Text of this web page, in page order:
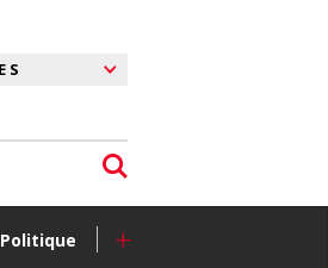
Politique +